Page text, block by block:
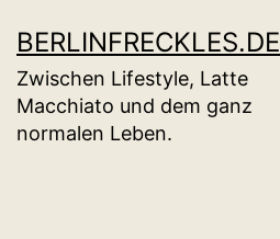
Inhalt
springen
BERLINFRECKLES.DE
Zwischen Lifestyle, Latte
Macchiato und dem ganz
normalen Leben.